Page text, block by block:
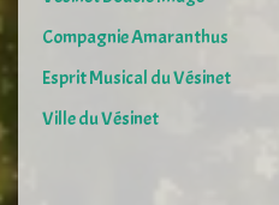
Compagnie Amaranthus
Esprit Musical du Vésinet
Ville du Vésinet